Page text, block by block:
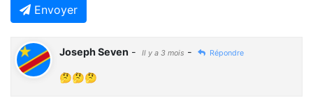
Envoyer
Joseph Seven - Il y a 3 mois - Répondre
🤔🤔🤔